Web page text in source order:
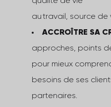
au travail, source
ACCROÎTRE SA
approches, points
pour mieux
besoins de ses
partenaires.